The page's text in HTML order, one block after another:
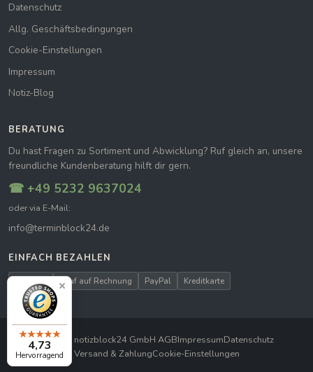
Datenschutz
Allg. Geschäftsbedingungen
Cookie-Einstellungen
Impressum
Notiz-Blog
BERATUNG
Du hast Fragen zu Sortiment und Abwicklung? Ruf gleich an, unsere
freundliche Kundenberatung hilft dir gern.
☎ +49 5232 9637024
oder via E-Mail:
info@terminblock24.de
EINFACH BEZAHLEN
Kauf auf Rechnung PayPal Kreditkarte
© 2026 notizblock24 GmbH AGBImpressumDatenschutz
Versand & ZahlungCookie-Einstellungen
4,73
Hervorragend